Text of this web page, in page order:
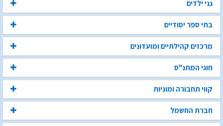
גני ילדים
בתי ספר יסודיים
מרכזים קהילתיים ומועדונים
חוגי המתנ"ס
קווי תחבורה ומוניות
חברת החשמל